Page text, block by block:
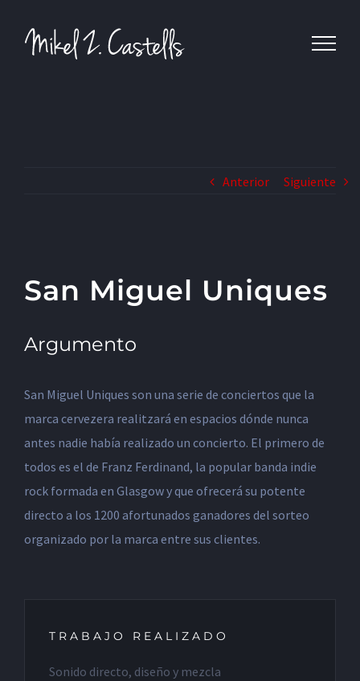
Anterior Siguiente
San Miguel Uniques
Argumento
San Miguel Uniques son una serie de conciertos que la
marca cervezera realitzará en espacios dónde nunca
antes nadie había realizado un concierto. El primero de
todos es el de Franz Ferdinand, la popular banda indie
rock formada en Glasgow y que ofrecerá su potente
directo a los 1200 afortunados ganadores del sorteo
organizado por la marca entre sus clientes.
TRABAJO REALIZADO
Sonido directo, diseño y mezcla